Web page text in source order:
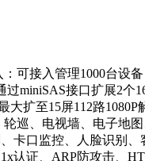
可接入管理1000台设
过miniSAS接口扩展2
扩至15屏112路
巡、电视墙、电子地
卡口监控、人脸识别
认证、ARP防攻击、